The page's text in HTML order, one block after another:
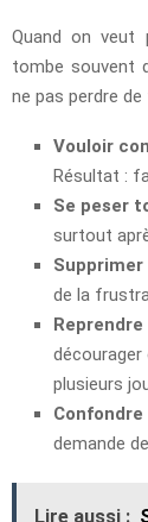
Quand on veut
tombe souvent
ne pas perdre de
Vouloir
Résultat :
Se peser
surtout
de la
décourager
plusieurs
demande
Lire aussi :